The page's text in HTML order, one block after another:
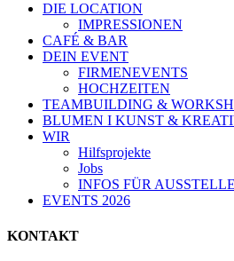
DIE LOCATION
IMPRESSIONEN
CAFÉ & BAR
DEIN EVENT
FIRMENEVENTS
HOCHZEITEN
TEAMBUILDING &
BLUMEN I KUNST &
WIR
Hilfsprojekte
Jobs
INFOS FÜR
EVENTS 2026
KONTAKT